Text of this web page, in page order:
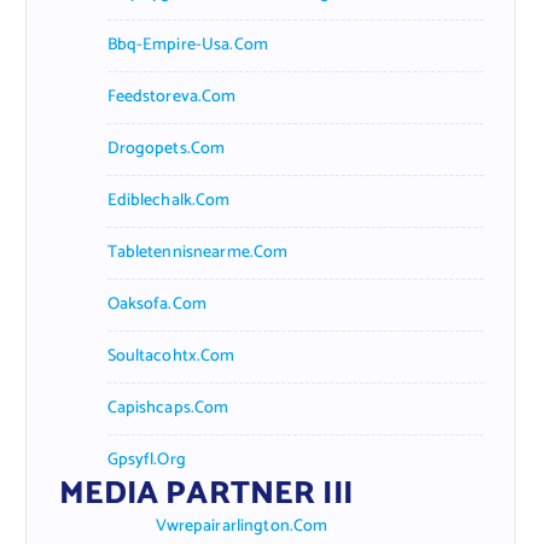
Bbq-Empire-Usa.com
Feedstoreva.com
Drogopets.com
Ediblechalk.com
Tabletennisnearme.com
Oaksofa.com
Soultacohtx.com
Capishcaps.com
Gpsyfl.org
MEDIA PARTNER III
Vwrepairarlington.com